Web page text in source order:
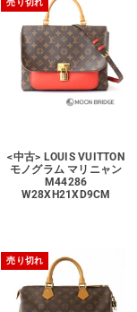
<中古> LOUIS VUITTON
モノグラム マリニャン
M44286
W28XH21XD9CM
売り切れ